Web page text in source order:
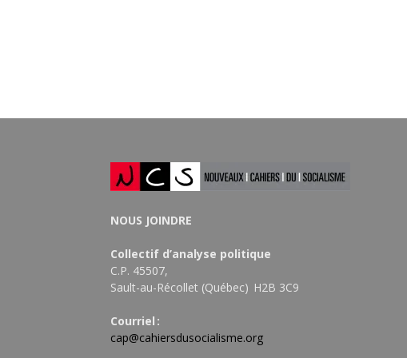
NOUS JOINDRE
Collectif d’analyse politique
C.P. 45507,
Sault-au-Récollet (Québec) H2B 3C9
Courriel :
cap@cahiersdusocialisme.org